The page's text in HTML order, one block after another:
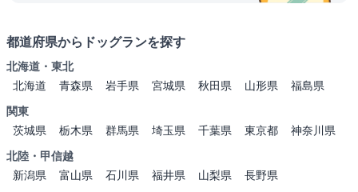
都道府県からドッグランを探す
北海道・東北
北海道
青森県 岩手県 宮城県 秋田県 山形県
福島県
関東
茨城県
栃木県 群馬県 埼玉県 千葉県 東京都
神奈川県
北陸・甲信越
新潟県
富山県 石川県 福井県 山梨県
長野県